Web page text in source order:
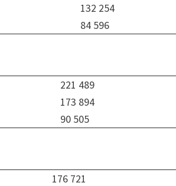
132 254
84 596
221 489
173 894
90 505
176 721